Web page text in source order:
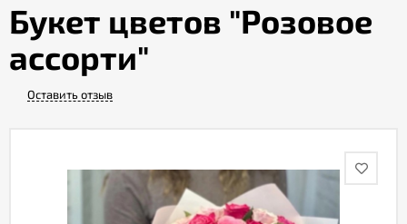
Гарантии
Букет цветов "Розовое
ассорти"
Оставить отзыв